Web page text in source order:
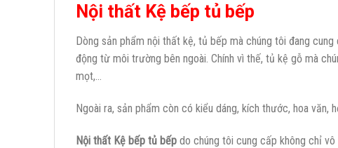
Nội thất Kệ bếp tủ bếp
Dòng sản phẩm nội thất kệ, tủ bếp mà chúng tôi đang
động từ môi trường bên ngoài. Chính vì thế, tủ kệ gỗ mà
mọt,…
Ngoài ra, sản phẩm còn có kiểu dáng, kích thước, hoa
Nội thất Kệ bếp tủ bếp do chúng tôi cung cấp không chỉ